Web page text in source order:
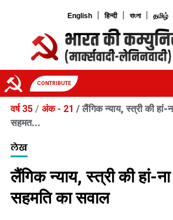
English | हिन्दी | বাংলা | தமிழ்
CONTRIBUTE
वर्ष 35 / अंक - 21 / लैंगिक न्याय, स्त्री की हां-
सहमत...
लेख
लैंगिक न्याय, स्त्री की हां-
सहमति का सवाल